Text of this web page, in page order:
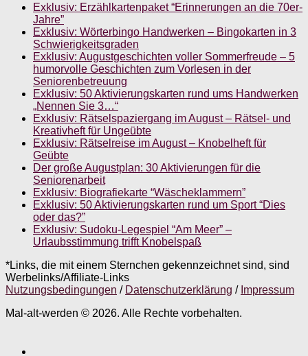
Exklusiv: Erzählkartenpaket “Erinnerungen an die 70er-
Jahre”
Exklusiv: Wörterbingo Handwerken – Bingokarten in 3
Schwierigkeitsgraden
Exklusiv: Augustgeschichten voller Sommerfreude – 5
humorvolle Geschichten zum Vorlesen in der
Seniorenbetreuung
Exklusiv: 50 Aktivierungskarten rund ums Handwerken
„Nennen Sie 3…“
Exklusiv: Rätselspaziergang im August – Rätsel- und
Kreativheft für Ungeübte
Exklusiv: Rätselreise im August – Knobelheft für
Geübte
Der große Augustplan: 30 Aktivierungen für die
Seniorenarbeit
Exklusiv: Biografiekarte “Wäscheklammern”
Exklusiv: 50 Aktivierungskarten rund um Sport “Dies
oder das?”
Exklusiv: Sudoku-Legespiel “Am Meer” –
Urlaubsstimmung trifft Knobelspaß
*Links, die mit einem Sternchen gekennzeichnet sind, sind
Werbelinks/Affiliate-Links
Nutzungsbedingungen / Datenschutzerklärung / Impressum
Mal-alt-werden © 2026. Alle Rechte vorbehalten.